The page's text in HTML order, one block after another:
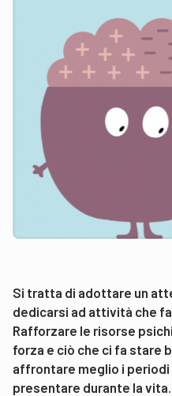
Si tratta di adottare un
dedicarsi ad attività che
Rafforzare le risorse
forza e ciò che ci fa stare
affrontare meglio i
presentare durante la vita.